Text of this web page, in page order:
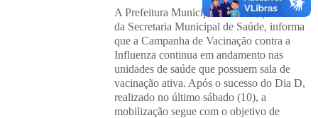
A Prefeitura Municipal do Prata, por meio
da Secretaria Municipal de Saúde, informa
que a Campanha de Vacinação contra a
Influenza continua em andamento nas
unidades de saúde que possuem sala de
vacinação ativa. Após o sucesso do Dia D,
realizado no último sábado (10), a
mobilização segue com o objetivo de